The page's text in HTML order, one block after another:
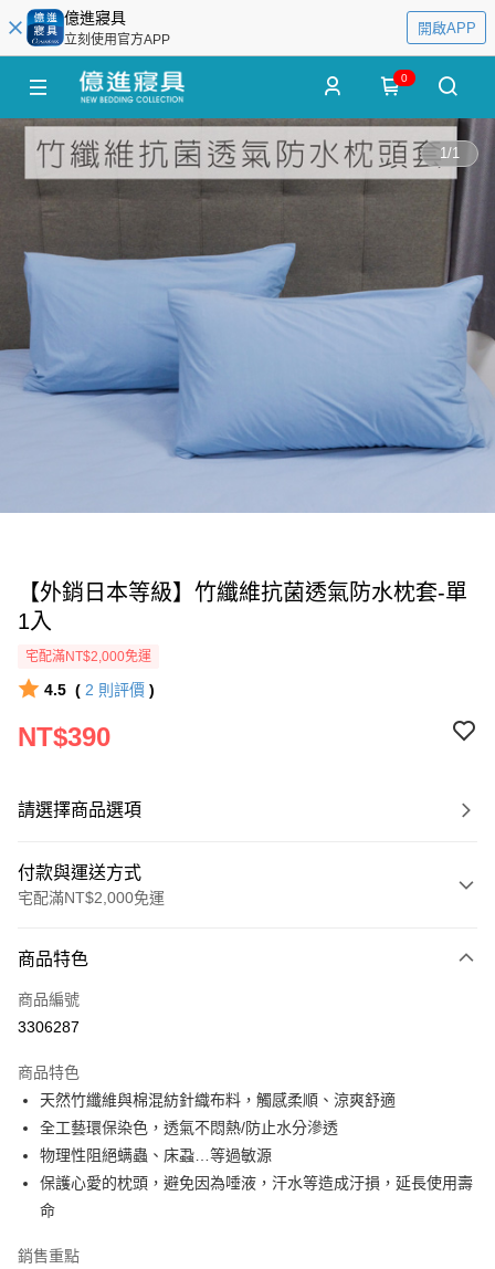
億進寢具
立刻使用官方APP
開啟APP
0
1/1
【外銷日本等級】竹纖維抗菌透氣防水枕套-單
1入
宅配滿NT$2,000免運
4.5 ( 2 則評價 )
NT$390
請選擇商品選項
付款與運送方式
宅配滿NT$2,000免運
信用卡一次付款
信用卡分期付款
合作金庫商業銀行
華南商業銀行
彰化商業銀行
上海商業儲蓄銀行
台北富邦商業銀行
國泰世華商業銀行
兆豐國際商業銀行
臺灣中小企業銀行
台中商業銀行
匯豐（台灣）商業銀行
聯邦商業銀行
元大商業銀行
6 期 0 利率 每期
華南商業銀行
彰化商業銀行
上海商業儲蓄銀行
台北富邦商業銀行
國泰世華商業銀行
兆豐國際商業銀行
臺灣中小企業銀行
聯邦商業銀行
LINE Pay
Apple Pay
悠遊付
Google Pay
商品特色
商品編號
3306287
商品特色
天然竹纖維與棉混紡針織布料，觸感柔順、涼爽舒適
全工藝環保染色，透氣不悶熱/防止水分滲透
物理性阻絕螨蟲、床蝨…等過敏源
保護心愛的枕頭，避免因為唾液，汗水等造成汙損，延長使用壽
命
銷售重點